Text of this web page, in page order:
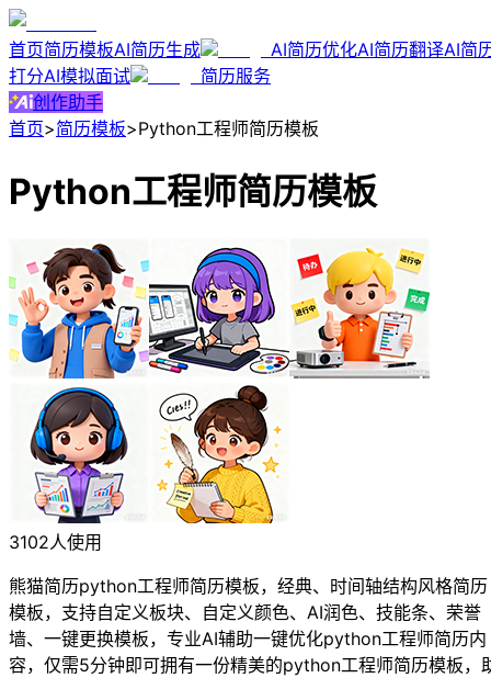
首页简历模板AI简历生成 AI简历优化AI简历翻译AI简
打分AI模拟面试
简历服务
创作助手
首页>简历模板>Python工程师简历模板
Python工程师简历模板
3102人使用
熊猫简历python工程师简历模板，经典、时间轴结构风格简历
模板，支持自定义板块、自定义颜色、AI润色、技能条、荣誉
墙、一键更换模板，专业AI辅助一键优化python工程师简历内
容，仅需5分钟即可拥有一份精美的python工程师简历模板，